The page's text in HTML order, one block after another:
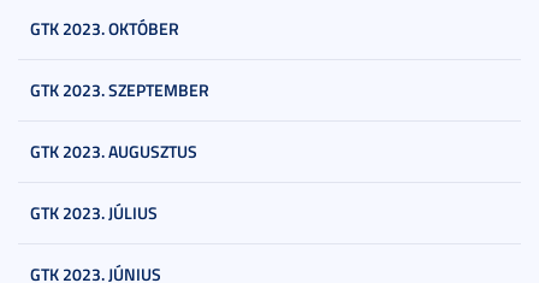
GTK 2023. OKTÓBER
GTK 2023. SZEPTEMBER
GTK 2023. AUGUSZTUS
GTK 2023. JÚLIUS
GTK 2023. JÚNIUS